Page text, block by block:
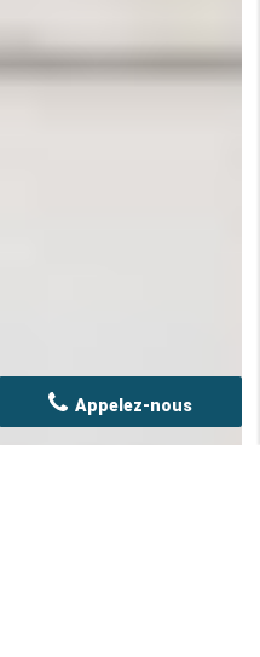
Appelez-nous